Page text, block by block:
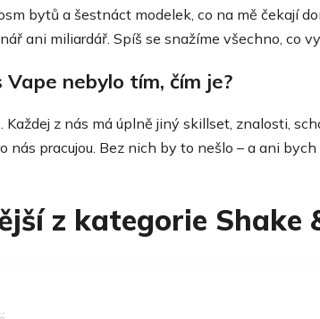
bytů a šestnáct modelek, co na mě čekají
ani miliardář. Spíš se snažíme všechno, co
nebylo tím, čím je?
z nás má úplně jiný skillset, znalosti,
nás pracujou. Bez nich by to nešlo – a ani
z kategorie Shake